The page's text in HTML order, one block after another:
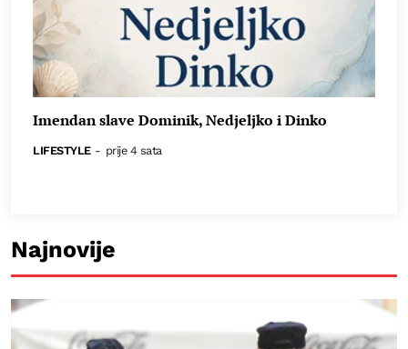
Imendan slave Dominik, Nedjeljko i Dinko
LIFESTYLE - prije 4 sata
Najnovije